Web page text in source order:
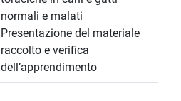
normali e malati
Presentazione del materiale
raccolto e verifica
dell’apprendimento